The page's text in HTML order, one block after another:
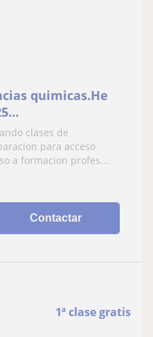
quimicas.He
y fisica
clases de
para acceso
a formacion profes...
Contactar
1ª clase gratis